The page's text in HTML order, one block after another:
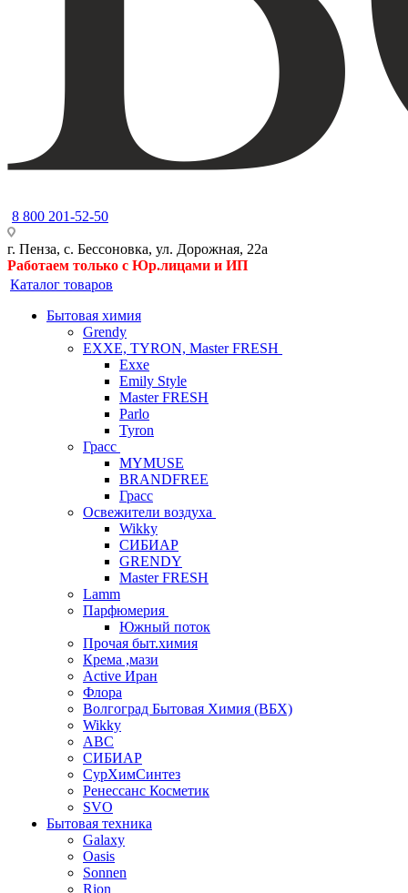
8 800 201-52-50
г. Пенза, с. Бессоновка, ул. Дорожная, 22а
Работаем только с Юр.лицами и ИП
Каталог товаров
Бытовая химия
Grendy
EXXE, TYRON, Master FRESH
Exxe
Emily Style
Master FRESH
Parlo
Tyron
Грасс
MYMUSE
BRANDFREE
Грасс
Освежители воздуха
Wikky
СИБИАР
GRENDY
Master FRESH
Lamm
Парфюмерия
Южный поток
Прочая быт.химия
Крема ,мази
Аctive Иран
Флора
Волгоград Бытовая Химия (ВБХ)
Wikky
АВС
СИБИАР
СурХимСинтез
Ренессанс Косметик
SVO
Бытовая техника
Galaxy
Oasis
Sonnen
Rion